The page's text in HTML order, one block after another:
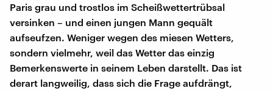
Paris grau und trostlos im Scheißwettertrübsal
versinken – und einen jungen Mann gequält
aufseufzen. Weniger wegen des miesen Wetters,
sondern vielmehr, weil das Wetter das einzig
Bemerkenswerte in seinem Leben darstellt. Das ist
derart langweilig, dass sich die Frage aufdrängt,